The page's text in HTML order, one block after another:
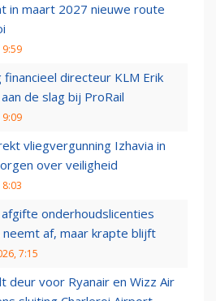
in maart 2027 nieuwe route
financieel directeur KLM Erik
de slag bij ProRail
vliegvergunning Izhavia in
over veiligheid
onderhoudslicenties
af, maar krapte blijft
7:15
deur voor Ryanair en Wizz Air